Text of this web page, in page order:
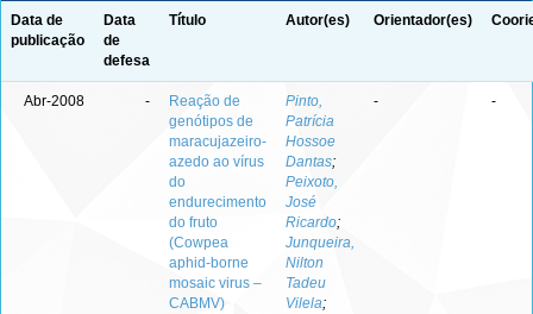
Data de
publicação
Data
de
defesa
Título Autor(es) Orientador(es)
Abr-2008 -
Reação de
genótipos de
maracujazeiro-
azedo ao vírus
do
endurecimento
do fruto
(Cowpea
aphid-borne
mosaic virus –
CABMV)
Pinto,
Patrícia
Hossoe
Dantas;
Peixoto,
José
Ricardo;
Junqueira,
Nilton
Tadeu
Vilela;
- -